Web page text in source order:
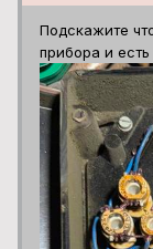
Подскажите
прибора и